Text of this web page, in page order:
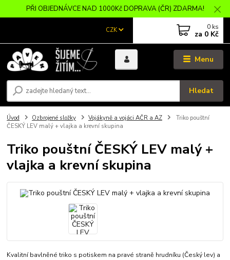
PŘI OBJEDNÁVCE NAD 1000Kč DOPRAVA (ČR) ZDARMA!
Menu
CZK
Hledat
0 ks
za 0 Kč
Úvod Ozbrojené složky Vojákyně a vojáci AČR a AZ
Triko pouštní
ČESKÝ LEV malý + vlajka a krevní skupina
Triko pouštní ČESKÝ LEV malý +
vlajka a krevní skupina
Kvalitní bavlněné triko s potiskem na pravé straně hrudníku (Český lev) a